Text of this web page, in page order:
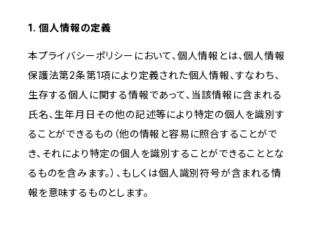
1. 個人情報の定義
本プライバシーポリシーにおいて、個人情報とは、個人情報
保護法第2条第1項により定義された個人情報、すなわち、
生存する個人に関する情報であって、当該情報に含まれる
氏名、生年月日その他の記述等により特定の個人を識別す
ることができるもの（他の情報と容易に照合することがで
き、それにより特定の個人を識別することができることとな
るものを含みます。）、もしくは個人識別符号が含まれる情
報を意味するものとします。